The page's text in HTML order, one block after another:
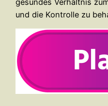
und die Kontrolle zu